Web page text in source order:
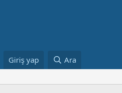
Giriş yap Ara